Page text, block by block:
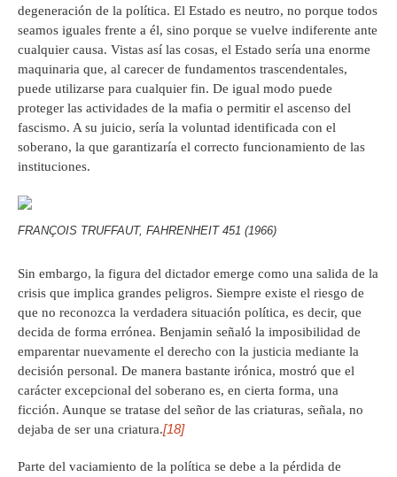
degeneración de la política. El Estado es neutro, no porque todos
seamos iguales frente a él, sino porque se vuelve indiferente ante
cualquier causa. Vistas así las cosas, el Estado sería una enorme
maquinaria que, al carecer de fundamentos trascendentales,
puede utilizarse para cualquier fin. De igual modo puede
proteger las actividades de la mafia o permitir el ascenso del
fascismo. A su juicio, sería la voluntad identificada con el
soberano, la que garantizaría el correcto funcionamiento de las
instituciones.
FRANÇOIS TRUFFAUT, FAHRENHEIT 451 (1966)
Sin embargo, la figura del dictador emerge como una salida de la
crisis que implica grandes peligros. Siempre existe el riesgo de
que no reconozca la verdadera situación política, es decir, que
decida de forma errónea. Benjamin señaló la imposibilidad de
emparentar nuevamente el derecho con la justicia mediante la
decisión personal. De manera bastante irónica, mostró que el
carácter excepcional del soberano es, en cierta forma, una
ficción. Aunque se tratase del señor de las criaturas, señala, no
dejaba de ser una criatura.[18]
Parte del vaciamiento de la política se debe a la pérdida de